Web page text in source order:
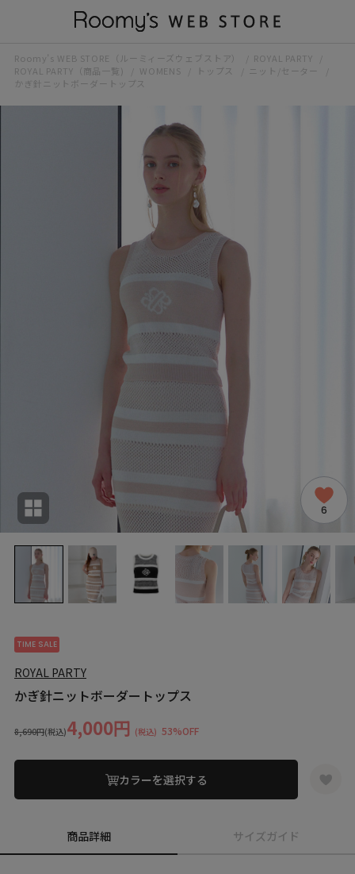
Roomy’s WEB STORE（ルーミィーズウェブストア）
ROYAL PARTY
ROYAL PARTY（商品一覧)
WOMENS トップス
ニット/セーター
かぎ針ニットボーダートップス
6
TIME SALE
ROYAL PARTY
かぎ針ニットボーダートップス
8,690円(税込)4,000円 (税込) 53%OFF
カラーを選択する
商品詳細 サイズガイド